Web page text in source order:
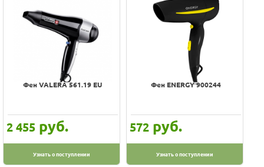
Фен VALERA 561.19 EU
2 455 руб.
Узнать о поступлении
Фен ENERGY 900244
572 руб.
Узнать о поступлении